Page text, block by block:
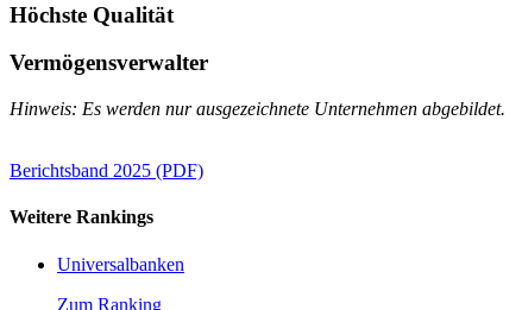
Höchste Qualität
Vermögensverwalter
Hinweis: Es werden nur ausgezeichnete Unternehmen abgebildet.
Berichtsband 2025 (PDF)
Weitere Rankings
Universalbanken
Zum Ranking